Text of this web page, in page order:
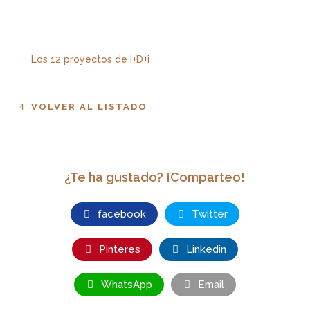
Los 12 proyectos de I+D+i
VOLVER AL LISTADO
¿Te ha gustado? ¡Comparteo!
facebook Twitter
Pinteres Linkedin
WhatsApp Email